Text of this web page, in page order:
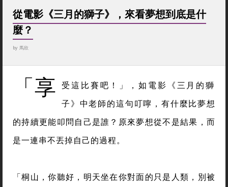
從電影《三月的獅子》，來看夢想到底是什
麼？
by 馬欣
「享 受這比賽吧！」，如電影《三月的獅
子》中老師的這句叮嚀，有什麼比夢想
的持續更能叩問自己是誰？原來夢想從不是結果，而
是一連串不丟掉自己的過程。
「桐山，你聽好，明天坐在你對面的只是人類，別被